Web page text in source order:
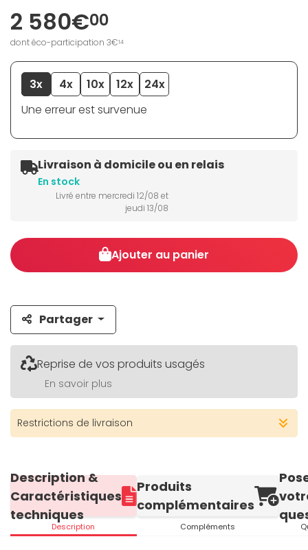
2 580€00
dont éco-participation 3€14
3x 4x 10x 12x
24x
Une erreur est survenue
Livraison à domicile ou en relais
En stock
Livré entre mercredi 12/08 et
jeudi 13/08
Ajouter au panier
Partager
Reprise de vos produits usagés
En savoir plus
Restrictions de livraison
Description &
Caractéristiques
techniques
Description
Produits
complémentaires
Compléments